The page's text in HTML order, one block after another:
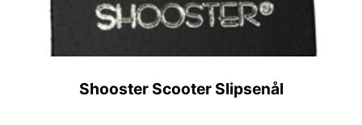
Shooster Scooter Slipsenål